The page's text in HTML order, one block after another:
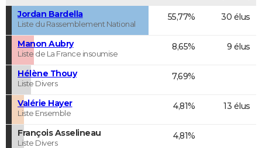
Jordan Bardella
Liste du Rassemblement National
55,77% 30 élus
Manon Aubry
Liste de La France insoumise
8,65% 9 élus
Hélène Thouy
Liste Divers
7,69%
Valérie Hayer
Liste Ensemble
4,81% 13 élus
François Asselineau
Liste Divers
4,81%